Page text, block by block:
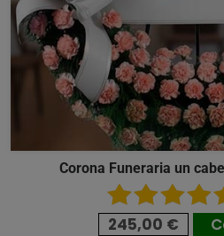
Corona Funeraria un
245,00 €